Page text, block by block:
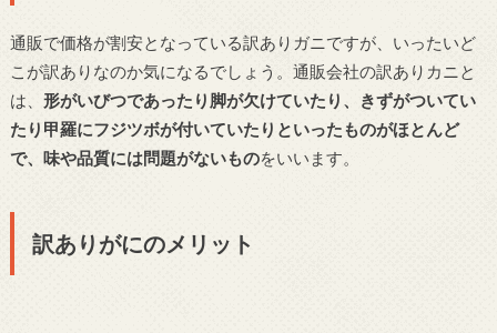
通販で価格が割安となっている訳ありガニですが、いったいど
こが訳ありなのか気になるでしょう。通販会社の訳ありカニと
は、 形がいびつであったり脚が欠けていたり、きずがついてい
たり甲羅にフジツボが付いていたりといったものがほとんど
で、味や品質には問題がないものをいいます。
訳ありがにのメリット